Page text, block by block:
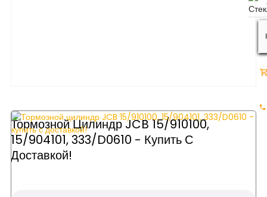
Тормозной Цилиндр JCB 15/910100,
15/904101, 333/D0610 - Купить С
Доставкой!